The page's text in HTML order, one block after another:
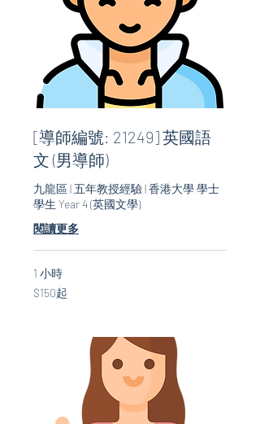
[導師編號: 21249] 英國語
文 (男導師)
九龍區 | 五年教授經驗 | 香港大學 學士
學生 Year 4 (英國文學)
閱讀更多
1 小時
$150
起
$150起